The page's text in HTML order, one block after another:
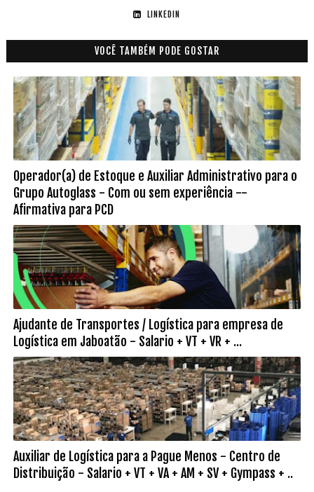
LINKEDIN
VOCÊ TAMBÉM PODE GOSTAR
Operador(a) de Estoque e Auxiliar Administrativo para o
Grupo Autoglass - Com ou sem experiência --
Afirmativa para PCD
Ajudante de Transportes / Logística para empresa de
Logística em Jaboatão - Salario + VT + VR + ...
Auxiliar de Logística para a Pague Menos - Centro de
Distribuição - Salario + VT + VA + AM + SV + Gympass + ..